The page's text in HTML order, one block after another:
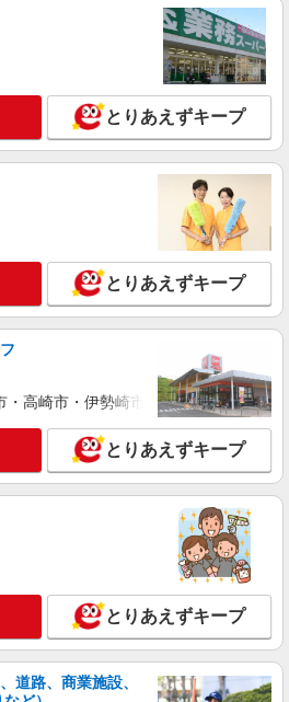
円交通費全額支給
県北足立郡伊奈町 ＊車・バイク通勤OK
詳細を見る
な機器操作・トレー交換・検査
給】時給1600円 深夜時給2000円
詳細を見る
入寮】計量機の製造
伊奈町
詳細を見る
/g02_0333
立スタッフ
円
北足立郡伊奈町
とりあえずキープ
とりあえずキープ
・高崎市・伊勢崎市・太田市・館林市
とりあえずキープ
とりあえずキープ
道路、商業施設、